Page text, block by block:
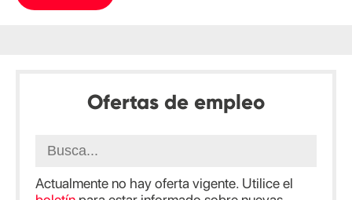
Ofertas de empleo
Actualmente no hay oferta vigente. Utilice el